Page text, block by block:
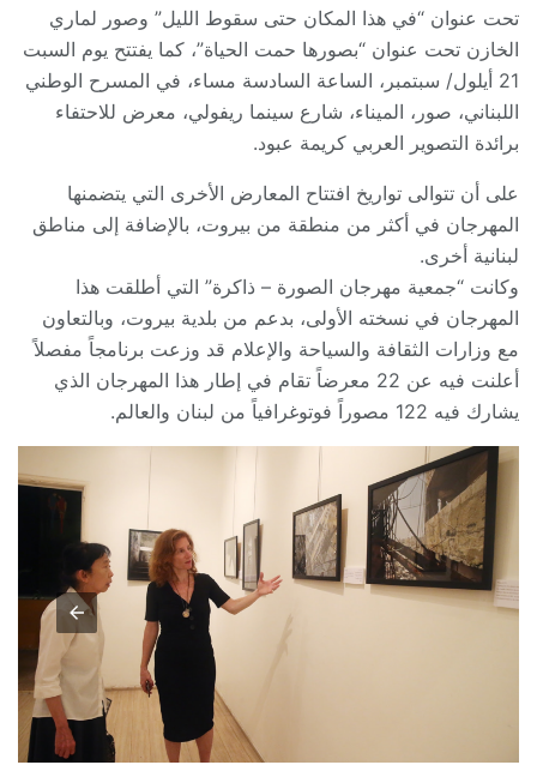
تحت عنوان “في هذا المكان حتى سقوط الليل” وصور لماري
الخازن تحت عنوان “بصورها حمت الحياة”، كما يفتتح يوم السبت
21 أيلول/ سبتمبر، الساعة السادسة مساء، في المسرح الوطني
اللبناني، صور، الميناء، شارع سينما ريفولي، معرض للاحتفاء
برائدة التصوير العربي كريمة عبود.
على أن تتوالى تواريخ افتتاح المعارض الأخرى التي يتضمنها
المهرجان في أكثر من منطقة من بيروت، بالإضافة إلى مناطق
لبنانية أخرى.
وكانت “جمعية مهرجان الصورة – ذاكرة” التي أطلقت هذا
المهرجان في نسخته الأولى، بدعم من بلدية بيروت، وبالتعاون
مع وزارات الثقافة والسياحة والإعلام قد وزعت برنامجاً مفصلاً
أعلنت فيه عن 22 معرضاً تقام في إطار هذا المهرجان الذي
يشارك فيه 122 مصوراً فوتوغرافياً من لبنان والعالم.